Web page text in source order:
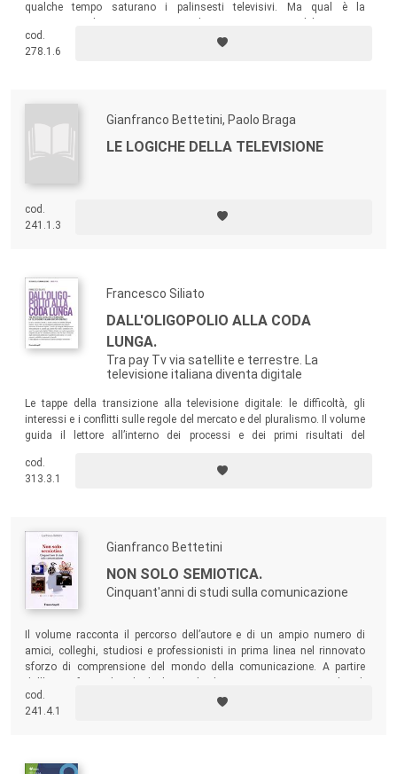
qualche tempo saturano i palinsesti televisivi. Ma qual è la
che i diversi formati riscuotono nel pubblico?
cod.
278.1.6
Gianfranco Bettetini, Paolo Braga
LE LOGICHE DELLA TELEVISIONE
cod.
241.1.3
Francesco Siliato
DALL'OLIGOPOLIO ALLA CODA
LUNGA.
Tra pay Tv via satellite e terrestre. La
televisione italiana diventa digitale
Le tappe della transizione alla televisione digitale: le difficoltà, gli
interessi e i conflitti sulle regole del mercato e del pluralismo. Il volume
guida il lettore all’interno dei processi e dei primi risultati del
cod.
313.3.1
Gianfranco Bettetini
NON SOLO SEMIOTICA.
Cinquant'anni di studi sulla comunicazione
Il volume racconta il percorso dell’autore e di un ampio numero di
amici, colleghi, studiosi e professionisti in prima linea nel rinnovato
sforzo di comprensione del mondo della comunicazione. A partire
studi sulla comunicazione, il testo ripercorre i nodi culturali via via
messi a fuoco nelle ricerche e nelle realizzazioni.
cod.
241.4.1